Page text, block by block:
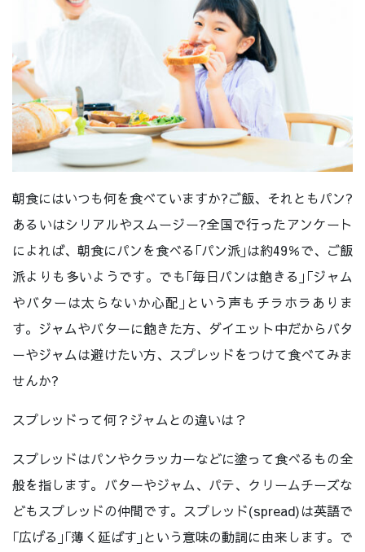
朝食にはいつも何を食べていますか?ご飯、それともパン?
あるいはシリアルやスムージー?全国で行ったアンケート
によれば、朝食にパンを食べる｢パン派｣は約49％で、ご飯
派よりも多いようです。でも｢毎日パンは飽きる｣｢ジャム
やバターは太らないか心配｣という声もチラホラありま
す。ジャムやバターに飽きた方、ダイエット中だからバタ
ーやジャムは避けたい方、スプレッドをつけて食べてみま
せんか?
スプレッドって何？ジャムとの違いは？
スプレッドはパンやクラッカーなどに塗って食べるもの全
般を指します。バターやジャム、パテ、クリームチーズな
どもスプレッドの仲間です。スプレッド(spread)は英語で
｢広げる｣｢薄く延ばす｣という意味の動詞に由来します。で